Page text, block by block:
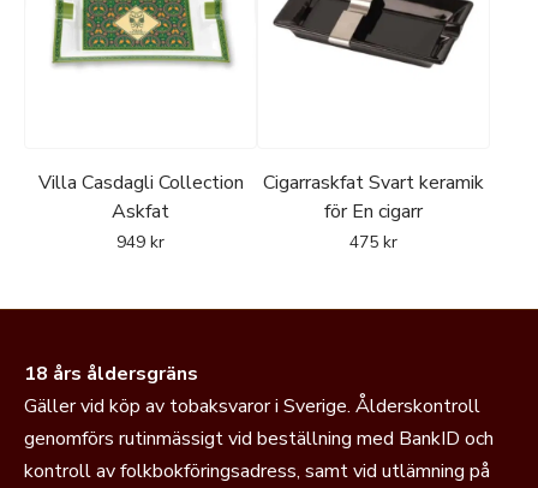
Villa Casdagli Collection
Askfat
949 kr
Cigarraskfat Svart keramik
för En cigarr
475 kr
18 års åldersgräns
Gäller vid köp av tobaksvaror i Sverige. Ålderskontroll
genomförs rutinmässigt vid beställning med BankID och
kontroll av folkbokföringsadress, samt vid utlämning på